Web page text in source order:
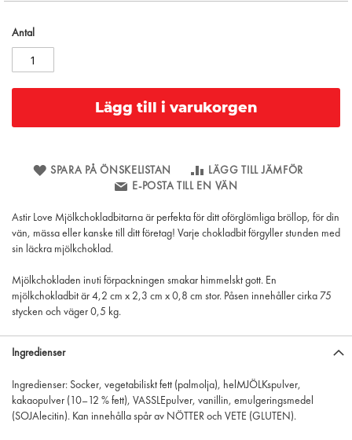
Antal
Lägg till i varukorgen
SPARA PÅ ÖNSKELISTAN
LÄGG TILL JÄMFÖR
E-POSTA TILL EN VÄN
Astir Love Mjölkchokladbitarna är perfekta för ditt oförglömliga bröllop, för din
vän, mässa eller kanske till ditt företag! Varje chokladbit förgyller stunden med
sin läckra mjölkchoklad.
Mjölkchokladen inuti förpackningen smakar himmelskt gott. En
mjölkchokladbit är 4,2 cm x 2,3 cm x 0,8 cm stor. Påsen innehåller cirka 75
stycken och väger 0,5 kg.
Ingredienser
Ingredienser: Socker, vegetabiliskt fett (palmolja), helMJÖLKspulver,
kakaopulver (10–12 % fett), VASSLEpulver, vanillin, emulgeringsmedel
(SOJAlecitin). Kan innehålla spår av NÖTTER och VETE (GLUTEN).